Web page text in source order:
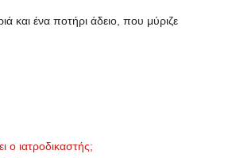
και ένα ποτήρι άδειο, που μύριζε
ο ιατροδικαστής;